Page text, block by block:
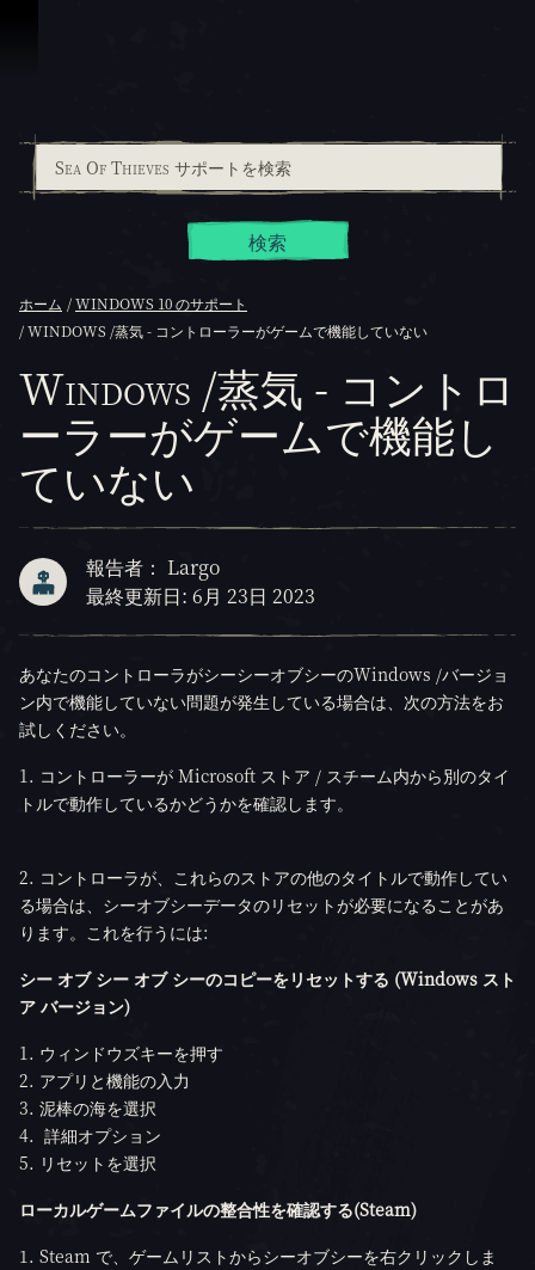
検索
ホーム
WINDOWS 10 のサポート
WINDOWS /蒸気 - コントローラーがゲームで機能していない
Windows /蒸気 - コントロ
ーラーがゲームで機能し
ていない
報告者： Largo
最終更新日: 6月 23日 2023
あなたのコントローラがシーシーオブシーのWindows /バージョ
ン内で機能していない問題が発生している場合は、次の方法をお
試しください。
1. コントローラーが Microsoft ストア / スチーム内から別のタイ
トルで動作しているかどうかを確認します。
2. コントローラが、これらのストアの他のタイトルで動作してい
る場合は、シーオブシーデータのリセットが必要になることがあ
ります。これを行うには:
シー オブ シー オブ シーのコピーをリセットする (Windows スト
ア バージョン)
ウィンドウズキーを押す
アプリと機能の入力
泥棒の海を選択
詳細オプション
リセットを選択
ローカルゲームファイルの整合性を確認する(Steam)
Steam で、ゲームリストからシーオブシーを右クリックしま